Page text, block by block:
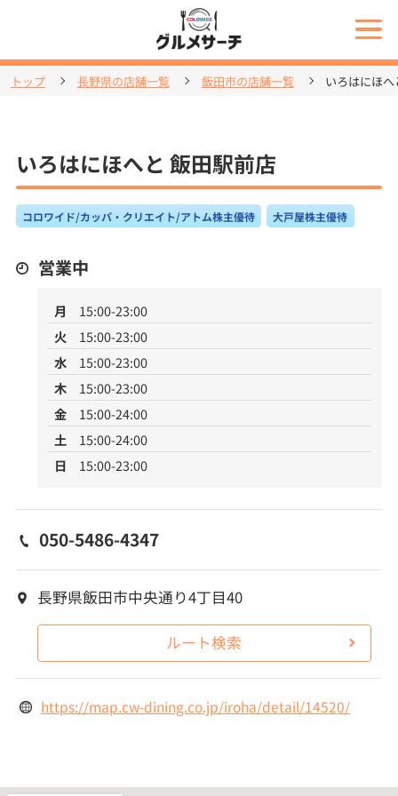
トップ 長野県の店舗一覧 飯田市の店舗一覧 いろはにほ
いろはにほへと 飯田駅前店
コロワイド/カッパ・クリエイト/アトム株主優待 大戸屋株主優待
営業中
月
15:00-23:00
火
15:00-23:00
水
15:00-23:00
木
15:00-23:00
金
15:00-24:00
土
15:00-24:00
日
15:00-23:00
050-5486-4347
長野県飯田市中央通り4丁目40
ルート検索
https://map.cw-dining.co.jp/iroha/detail/14520/